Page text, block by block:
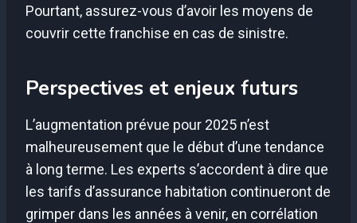
Pourtant, assurez-vous d’avoir les moyens de
couvrir cette franchise en cas de sinistre.
Perspectives et enjeux futurs
L’augmentation prévue pour 2025 n’est
malheureusement que le début d’une tendance
à long terme. Les experts s’accordent à dire que
les tarifs d’assurance habitation continueront de
grimper dans les années à venir, en corrélation